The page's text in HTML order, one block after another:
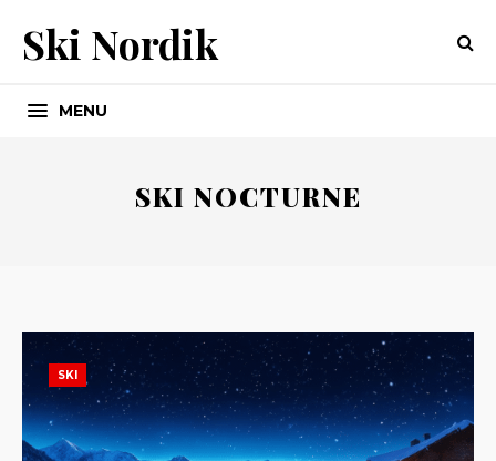
Ski Nordik
MENU
SKI NOCTURNE
SKI